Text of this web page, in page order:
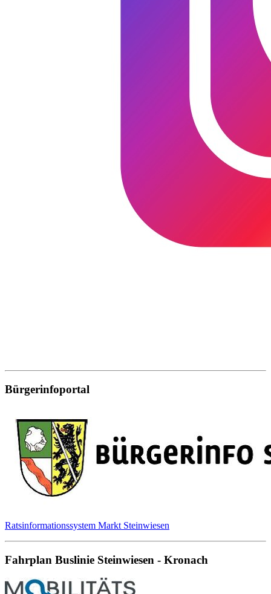
Bürgerinfoportal
Ratsinformationssystem Markt Steinwiesen
Fahrplan Buslinie Steinwiesen - Kronach